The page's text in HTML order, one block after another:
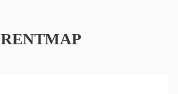
RENTMAP